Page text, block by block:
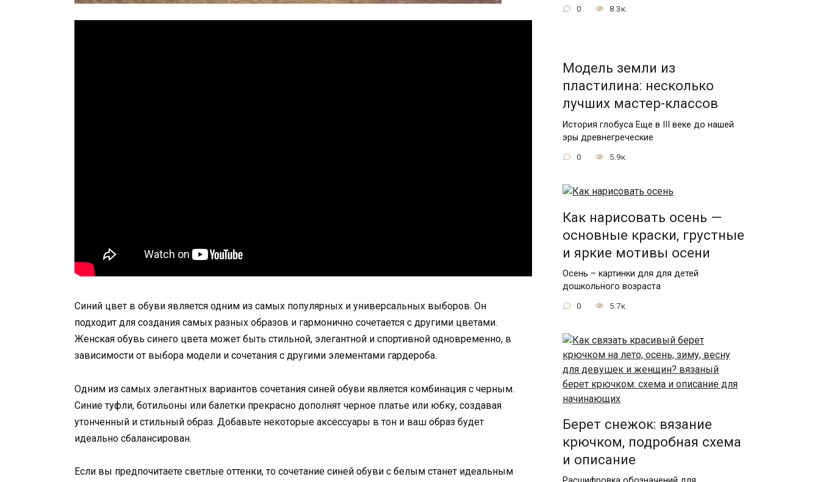
Синий цвет в обуви является одним из самых популярных и универсальных выборов. Он
подходит для создания самых разных образов и гармонично сочетается с другими цветами.
Женская обувь синего цвета может быть стильной, элегантной и спортивной одновременно, в
зависимости от выбора модели и сочетания с другими элементами гардероба.
Одним из самых элегантных вариантов сочетания синей обуви является комбинация с черным.
Синие туфли, ботильоны или балетки прекрасно дополнят черное платье или юбку, создавая
утонченный и стильный образ. Добавьте некоторые аксессуары в тон и ваш образ будет
идеально сбалансирован.
Если вы предпочитаете светлые оттенки, то сочетание синей обуви с белым станет идеальным
0 8.3к.
Модель земли из
пластилина: несколько
лучших мастер-классов
История глобуса Еще в III веке до нашей
эры древнегреческие
0 5.9к.
Как нарисовать осень —
основные краски, грустные
и яркие мотивы осени
Осень – картинки для для детей
дошкольного возраста
0 5.7к.
Берет снежок: вязание
крючком, подробная схема
и описание